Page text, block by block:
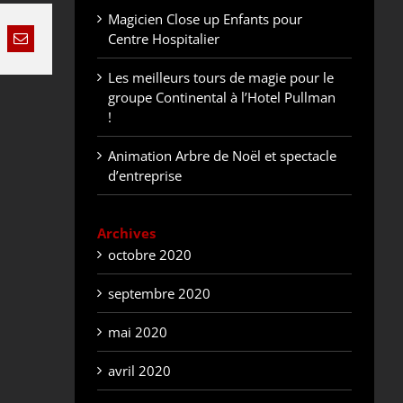
Email
Magicien Close up Enfants pour
Centre Hospitalier
Les meilleurs tours de magie pour le
groupe Continental à l’Hotel Pullman
!
Animation Arbre de Noël et spectacle
d’entreprise
Archives
octobre 2020
septembre 2020
mai 2020
avril 2020